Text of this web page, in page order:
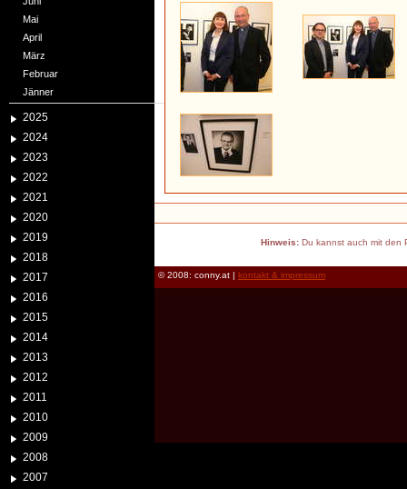
Mai
April
März
Februar
Jänner
2025
2024
2023
2022
2021
2020
2019
2018
2017
2016
2015
2014
2013
2012
2011
2010
2009
2008
2007
Hinweis:Du kannst auch mit den
© 2008: conny.at | kontakt & impressum